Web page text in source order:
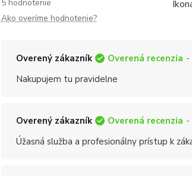
5 hodnotenie
Ako overíme hodnotenie?
Overený zákazník Overená recenzia -
Nakupujem tu pravidelne
Overený zákazník Overená recenzia -
Úžasná služba a profesionálny prístup k